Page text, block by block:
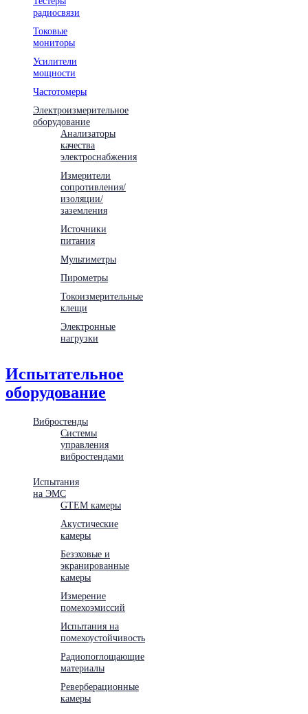
радиосвязи
Токовые
мониторы
Усилители
мощности
Частотомеры
Электроизмерительное
оборудование
Анализаторы
качества
электроснабжения
Измерители
сопротивления/
изоляции/
заземления
Источники
питания
Мультиметры
Пирометры
Токоизмерительные
клещи
Электронные
нагрузки
Испытательное
оборудование
Вибростенды
Системы
управления
вибростендами
Испытания
на ЭМС
GTEM камеры
Акустические
камеры
Безэховые и
экранированные
камеры
Измерение
помехоэмиссий
Испытания на
помехоустойчивость
Радиопоглощающие
материалы
Реверберационные
камеры